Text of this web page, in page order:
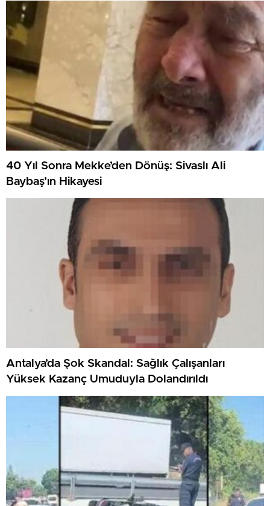
40 Yıl Sonra Mekke’den Dönüş: Sivaslı Ali
Baybaş’ın Hikayesi
Antalya’da Şok Skandal: Sağlık Çalışanları
Yüksek Kazanç Umuduyla Dolandırıldı